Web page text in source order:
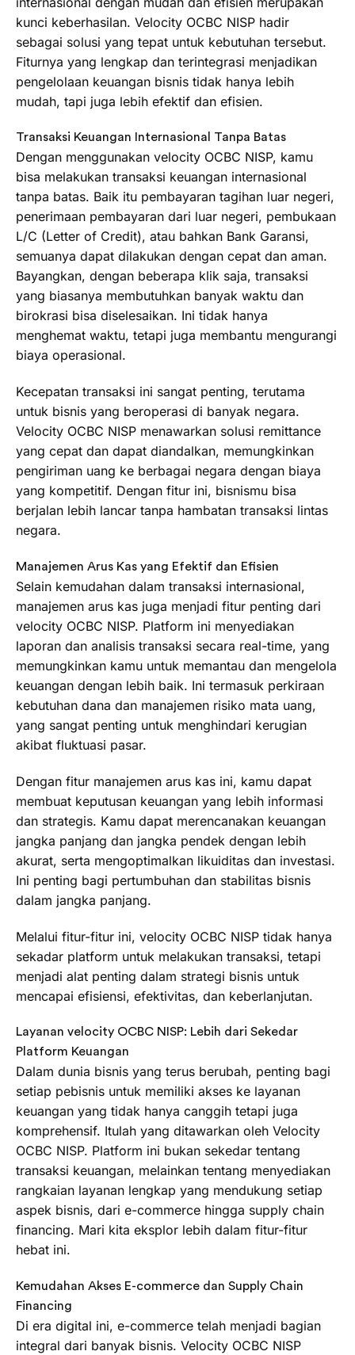
kunci keberhasilan. Velocity OCBC NISP hadir
sebagai solusi yang tepat untuk kebutuhan tersebut.
Fiturnya yang lengkap dan terintegrasi menjadikan
pengelolaan keuangan bisnis tidak hanya lebih
mudah, tapi juga lebih efektif dan efisien.
Transaksi Keuangan Internasional Tanpa Batas
Dengan menggunakan velocity OCBC NISP, kamu
bisa melakukan transaksi keuangan internasional
tanpa batas. Baik itu pembayaran tagihan luar negeri,
penerimaan pembayaran dari luar negeri, pembukaan
L/C (Letter of Credit), atau bahkan Bank Garansi,
semuanya dapat dilakukan dengan cepat dan aman.
Bayangkan, dengan beberapa klik saja, transaksi
yang biasanya membutuhkan banyak waktu dan
birokrasi bisa diselesaikan. Ini tidak hanya
menghemat waktu, tetapi juga membantu mengurangi
biaya operasional.
Kecepatan transaksi ini sangat penting, terutama
untuk bisnis yang beroperasi di banyak negara.
Velocity OCBC NISP menawarkan solusi remittance
yang cepat dan dapat diandalkan, memungkinkan
pengiriman uang ke berbagai negara dengan biaya
yang kompetitif. Dengan fitur ini, bisnismu bisa
berjalan lebih lancar tanpa hambatan transaksi lintas
negara.
Manajemen Arus Kas yang Efektif dan Efisien
Selain kemudahan dalam transaksi internasional,
manajemen arus kas juga menjadi fitur penting dari
velocity OCBC NISP. Platform ini menyediakan
laporan dan analisis transaksi secara real-time, yang
memungkinkan kamu untuk memantau dan mengelola
keuangan dengan lebih baik. Ini termasuk perkiraan
kebutuhan dana dan manajemen risiko mata uang,
yang sangat penting untuk menghindari kerugian
akibat fluktuasi pasar.
Dengan fitur manajemen arus kas ini, kamu dapat
membuat keputusan keuangan yang lebih informasi
dan strategis. Kamu dapat merencanakan keuangan
jangka panjang dan jangka pendek dengan lebih
akurat, serta mengoptimalkan likuiditas dan investasi.
Ini penting bagi pertumbuhan dan stabilitas bisnis
dalam jangka panjang.
Melalui fitur-fitur ini, velocity OCBC NISP tidak hanya
sekadar platform untuk melakukan transaksi, tetapi
menjadi alat penting dalam strategi bisnis untuk
mencapai efisiensi, efektivitas, dan keberlanjutan.
Layanan velocity OCBC NISP: Lebih dari Sekedar
Platform Keuangan
Dalam dunia bisnis yang terus berubah, penting bagi
setiap pebisnis untuk memiliki akses ke layanan
keuangan yang tidak hanya canggih tetapi juga
komprehensif. Itulah yang ditawarkan oleh Velocity
OCBC NISP. Platform ini bukan sekedar tentang
transaksi keuangan, melainkan tentang menyediakan
rangkaian layanan lengkap yang mendukung setiap
aspek bisnis, dari e-commerce hingga supply chain
financing. Mari kita eksplor lebih dalam fitur-fitur
hebat ini.
Kemudahan Akses E-commerce dan Supply Chain
Financing
Di era digital ini, e-commerce telah menjadi bagian
integral dari banyak bisnis. Velocity OCBC NISP